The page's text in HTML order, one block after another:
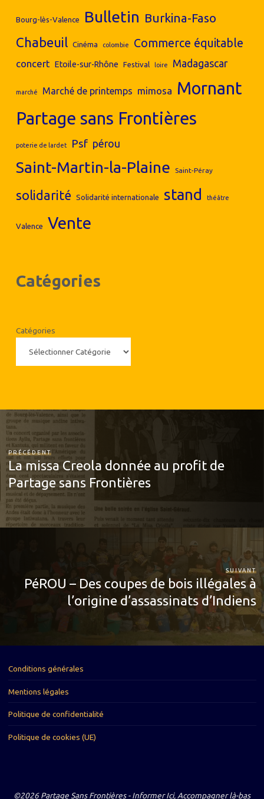
Bourg-lès-Valence Bulletin Burkina-Faso
Chabeuil Cinéma colombie Commerce équitable
concert Etoile-sur-Rhône Festival loire Madagascar
marché Marché de printemps mimosa Mornant
Partage sans Frontières
poterie de lardet Psf pérou
Saint-Martin-la-Plaine Saint-Péray
solidarité Solidarité internationale stand théâtre
Valence Vente
Catégories
Catégories
PRÉCÉDENT
La missa Creola donnée au profit de
Partage sans Frontières
SUIVANT
PéROU – Des coupes de bois illégales à
l’origine d’assassinats d’Indiens
Conditions générales
Mentions légales
Politique de confidentialité
Politique de cookies (UE)
©2026 Partage Sans Frontières - Informer Ici, Accompagner là-bas